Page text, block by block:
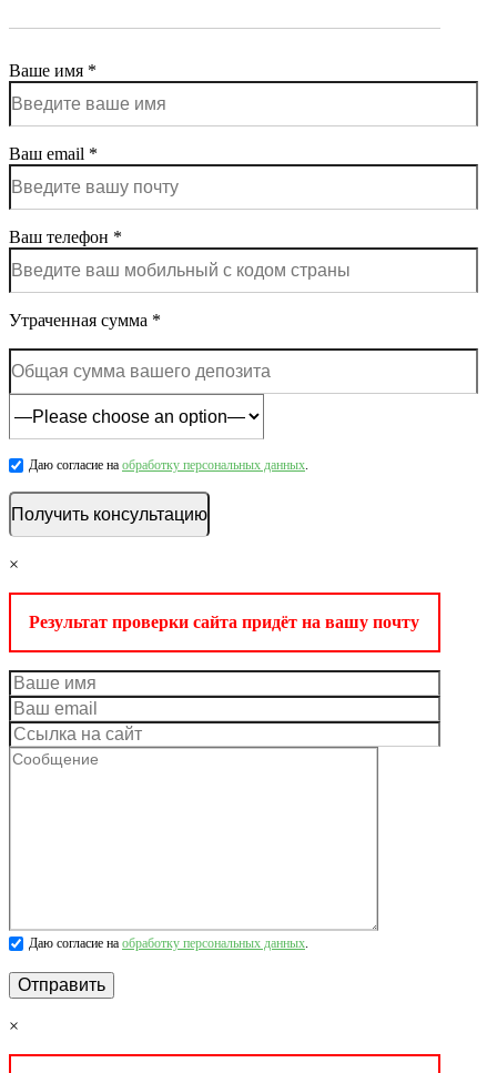
Ваше имя *
Ваш email *
Ваш телефон *
Утраченная сумма *
Даю согласие на обработку персональных данных.
×
Результат проверки сайта придёт на вашу почту
Даю согласие на обработку персональных данных.
×